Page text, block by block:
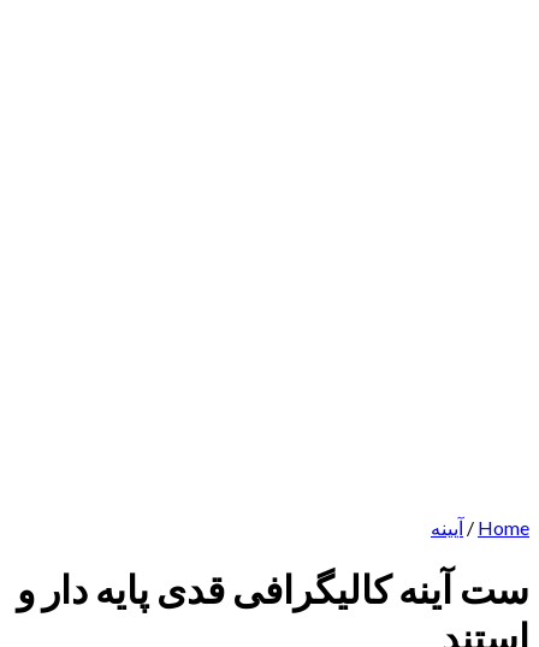
Home
/ آیینه
ست آینه کالیگرافی قدی پایه دار و
استند